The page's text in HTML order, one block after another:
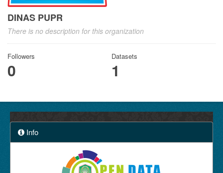
DINAS PUPR
There is no description for this organization
Followers
0
Datasets
1
Info